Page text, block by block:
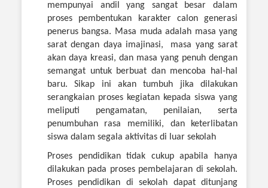
mempunyai andil yang sangat besar dalam
proses pembentukan karakter calon generasi
penerus bangsa. Masa muda adalah masa yang
sarat dengan daya imajinasi, masa yang sarat
akan daya kreasi, dan masa yang penuh dengan
semangat untuk berbuat dan mencoba hal-hal
baru. Sikap ini akan tumbuh jika dilakukan
serangkaian proses kegiatan kepada siswa yang
meliputi pengamatan, penilaian, serta
penumbuhan rasa memiliki, dan keterlibatan
siswa dalam segala aktivitas di luar sekolah
Proses pendidikan tidak cukup apabila hanya
dilakukan pada proses pembelajaran di sekolah.
Proses pendidikan di sekolah dapat ditunjang